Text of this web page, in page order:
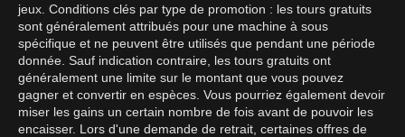
jeux. Conditions clés par type de promotion : les tours gratuits
sont généralement attribués pour une machine à sous
spécifique et ne peuvent être utilisés que pendant une période
donnée. Sauf indication contraire, les tours gratuits ont
généralement une limite sur le montant que vous pouvez
gagner et convertir en espèces. Vous pourriez également devoir
miser les gains un certain nombre de fois avant de pouvoir les
encaisser. Lors d'une demande de retrait, certaines offres de